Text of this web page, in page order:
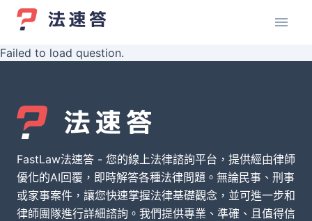
Failed to load question.
FastLaw法速答 - 您的線上法律諮詢平台，提供經由律師
優化的AI回覆，即時解答各種法律問題。無論民事、刑事
或家事案件，讓您快速掌握法律基礎觀念，並可進一步和
律師團隊進行詳細諮詢。我們提供專業、準確、且值得信